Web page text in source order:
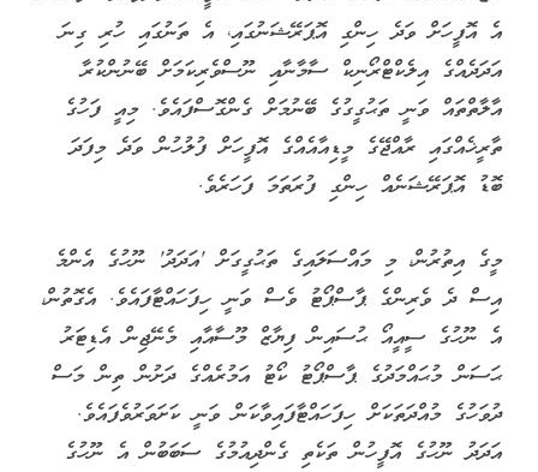
އެ އޮފީހަށް ވަދެ ހިންގި އޮޕަރޭޝަނުގައި، އެ ތަނުގައި ހުރި ގިނަ
އަދަދެއްގެ އިލެކްޓްރޯނިކް ސާމާނާއި ނޫސްވެރިކަމަށް ބޭނުންކުރާ
އާލާތްތައް ވަނީ ތަޙުގީގުގެ ބޭނުމަށް ގެންގޮސްފައެވެ. މިއީ ފަހުގެ
ތާރީޚެއްގައި ރާއްޖޭގެ މީޑިއާއެއްގެ އޮފީހަށް ފުލުހުން ވަދެ މިފަދަ
ބޮޑު އޮޕަރޭޝަނެއް ހިންގި ފުރަތަމަ ފަހަރެވެ.
މީގެ އިތުރުން، މި މައްސަލައިގެ ތަޙުގީގަށް 'އަދަދު' ނޫހުގެ އެންމެ
އިސް ދެ ވެރިންގެ ޕާސްޕޯޓު ވެސް ވަނީ ހިފަހައްޓާފައެވެ. އެގޮތުން،
އެ ނޫހުގެ ސީއީއޯ ޙުސައިން ފިޔާޒް މޫސާއާއި މެނޭޖިން އެޑިޓަރު
ޙަސަން މުޙައްމަދުގެ ޕާސްޕޯޓު ކޯޓު އަމުރެއްގެ ދަށުން ތިން މަސް
ދުވަހުގެ މުއްދަތަކަށް ހިފަހައްޓާފައިވާކަން ވަނީ ކަށަވަރުވެފައެވެ.
އަދަދު ނޫހުގެ އޮފީހުން ތަކެތި ގެންދިއުމުގެ ސަބަބުން އެ ނޫހުގެ